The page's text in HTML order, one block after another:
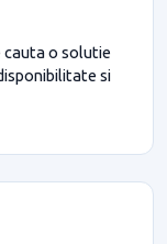
o solutie
si